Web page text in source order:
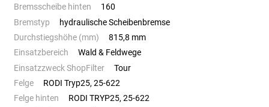
Bremsscheibe hinten
160
Bremstyp
hydraulische Scheibenbremse
Durchstiegshöhe (mm)
815,8 mm
Einsatzbereich
Wald & Feldwege
Einsatzzweck ShopFilter
Tour
Felge
RODI Tryp25, 25-622
Felge hinten
RODI TRYP25, 25-622